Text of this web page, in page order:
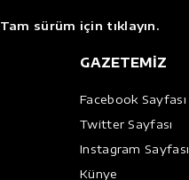
Tam sürüm için tıklayın.
GAZETEMİZ
Facebook Sayfası
Twitter Sayfası
Instagram Sayfası
Künye